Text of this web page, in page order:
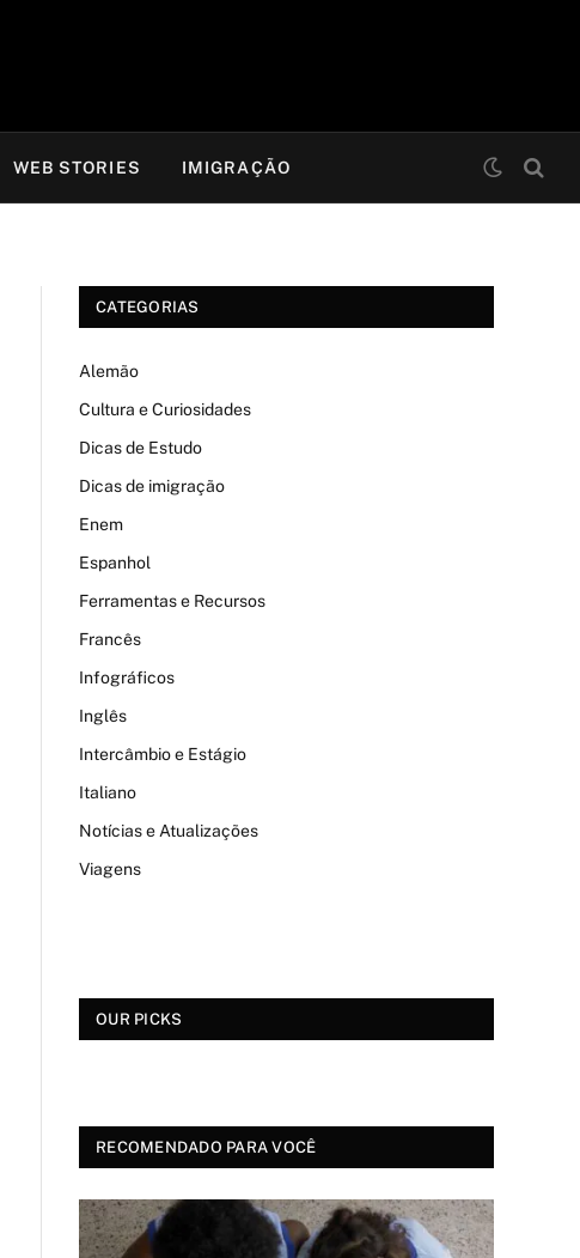
WEB STORIES IMIGRAÇÃO
CATEGORIAS
Alemão
Cultura e Curiosidades
Dicas de Estudo
Dicas de imigração
Enem
Espanhol
Ferramentas e Recursos
Francês
Infográficos
Inglês
Intercâmbio e Estágio
Italiano
Notícias e Atualizações
Viagens
OUR PICKS
RECOMENDADO PARA VOCÊ